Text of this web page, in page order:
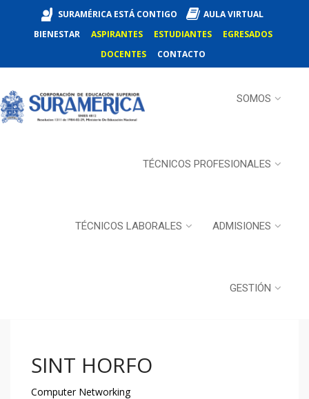
SURAMÉRICA ESTÁ CONTIGO
AULA VIRTUAL
BIENESTAR
ASPIRANTES ESTUDIANTES
EGRESADOS
DOCENTES
CONTACTO
SOMOS
TÉCNICOS PROFESIONALES
TÉCNICOS LABORALES ADMISIONES
GESTIÓN
SINT HORFO
Computer Networking